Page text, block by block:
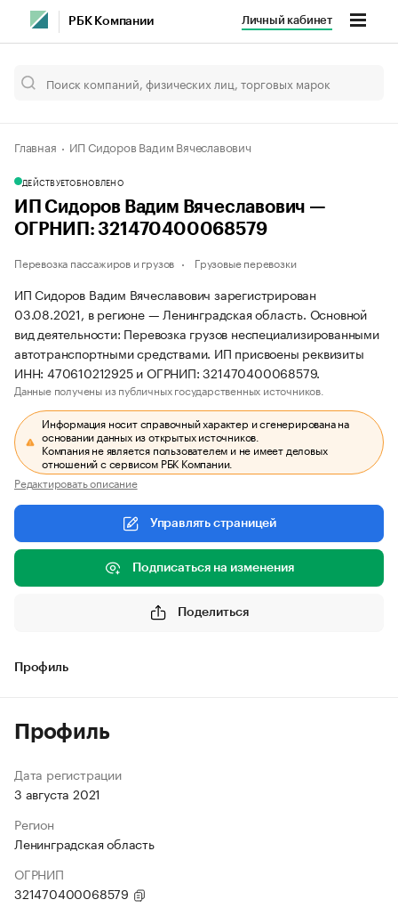
РБК Компании Личный кабинет
Главная ИП Сидоров Вадим Вячеславович
ДЕЙСТВУЕТОБНОВЛЕНО
ИП Сидоров Вадим Вячеславович —
ОГРНИП: 321470400068579
Перевозка пассажиров и грузов Грузовые перевозки
ИП Сидоров Вадим Вячеславович зарегистрирован
03.08.2021, в регионе — Ленинградская область. Основной
вид деятельности: Перевозка грузов неспециализированными
автотранспортными средствами. ИП присвоены реквизиты
ИНН: 470610212925 и ОГРНИП: 321470400068579.
Данные получены из публичных государственных источников.
Информация носит справочный характер и сгенерирована на
основании данных из открытых источников.
Компания не является пользователем и не имеет деловых
отношений с сервисом РБК Компании.
Редактировать описание
Управлять страницей
Подписаться на изменения
Поделиться
Профиль
Профиль
Дата регистрации
3 августа 2021
Регион
Ленинградская область
ОГРНИП
321470400068579